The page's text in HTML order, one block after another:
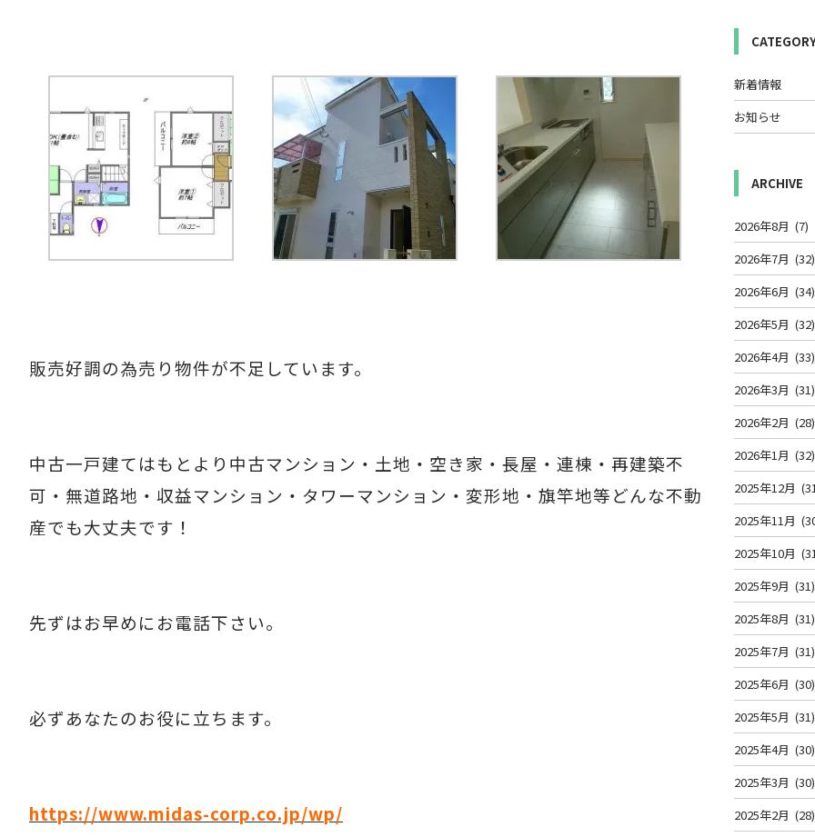
販売好調の為売り物件が不足しています。
中古一戸建てはもとより中古マンション・土地・空き家・長屋・連棟・再建築不
可・無道路地・収益マンション・タワーマンション・変形地・旗竿地等どんな不動
産でも大丈夫です！
先ずはお早めにお電話下さい。
必ずあなたのお役に立ちます。
https://www.midas-corp.co.jp/wp/
新着情報
お知らせ
ARCHIVE
2026年8月 (7)
2026年7月 (32)
2026年6月 (34)
2026年5月 (32)
2026年4月 (33)
2026年3月 (31)
2026年2月 (28)
2026年1月 (32)
2025年12月
2025年11月
2025年10月
2025年9月 (31)
2025年8月 (31)
2025年7月 (31)
2025年6月 (30)
2025年5月 (31)
2025年4月 (30)
2025年3月 (30)
2025年2月 (28)